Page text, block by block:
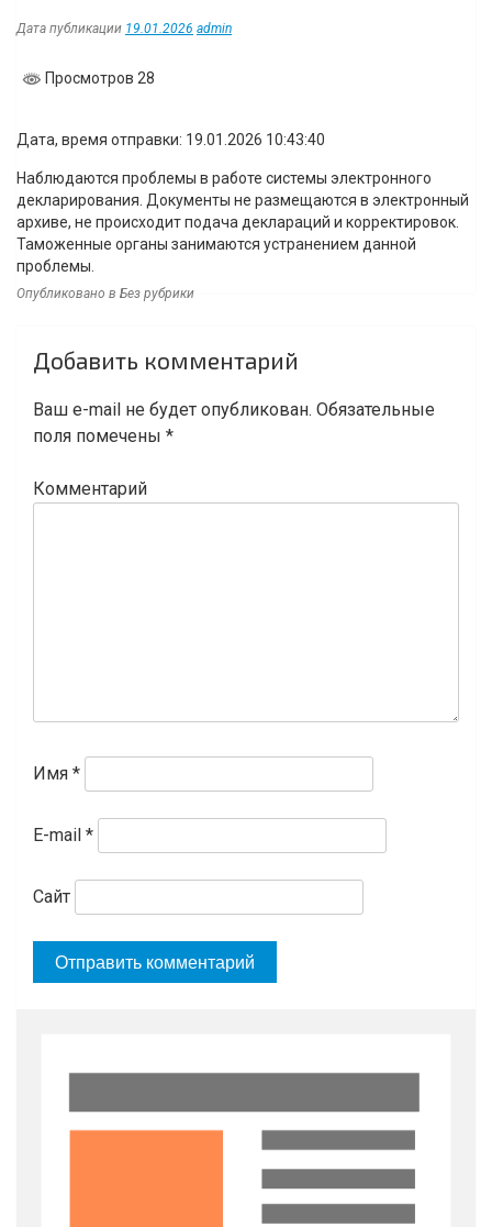
Дата публикации 19.01.2026 admin
Просмотров 28
Дата, время отправки: 19.01.2026 10:43:40
Наблюдаются проблемы в работе системы электронного
декларирования. Документы не размещаются в электронный
архиве, не происходит подача деклараций и корректировок.
Таможенные органы занимаются устранением данной
проблемы.
Опубликовано в Без рубрики
по
записям
Добавить комментарий
Ваш e-mail не будет опубликован. Обязательные
поля помечены *
Комментарий
Имя *
E-mail *
Сайт